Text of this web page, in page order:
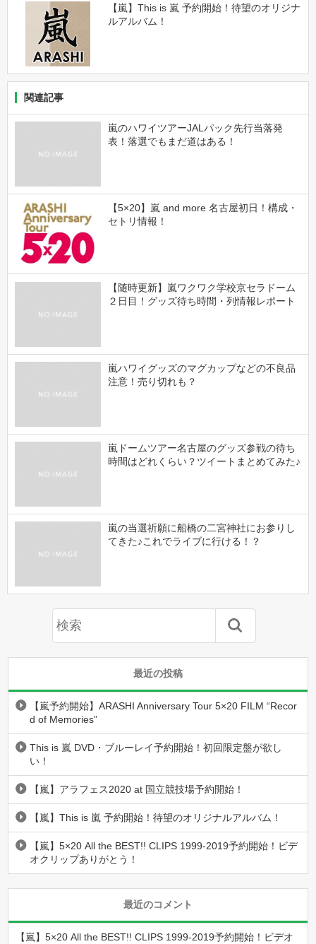
【嵐】This is 嵐 予約開始！待望のオリジナ
ルアルバム！
関連記事
嵐のハワイツアーJALパック先行当落発
表！落選でもまだ道はある！
【5×20】嵐 and more 名古屋初日！構成・
セトリ情報！
【随時更新】嵐ワクワク学校京セラドーム
２日目！グッズ待ち時間・列情報レポート
嵐ハワイグッズのマグカップなどの不良品
注意！売り切れも？
嵐ドームツアー名古屋のグッズ参戦の待ち
時間はどれくらい？ツイートまとめてみた♪
嵐の当選祈願に船橋の二宮神社にお参りし
てきた♪これでライブに行ける！？
最近の投稿
【嵐予約開始】ARASHI Anniversary Tour 5×20 FILM “Recor
d of Memories”
This is 嵐 DVD・ブルーレイ予約開始！初回限定盤が欲し
い！
【嵐】アラフェス2020 at 国立競技場予約開始！
【嵐】This is 嵐 予約開始！待望のオリジナルアルバム！
【嵐】5×20 All the BEST!! CLIPS 1999-2019予約開始！ビデ
オクリップありがとう！
最近のコメント
【嵐】5×20 All the BEST!! CLIPS 1999-2019予約開始！ビデオ